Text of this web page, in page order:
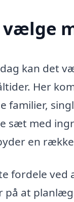
kan det
Her
familier,
sæt med
en
fordele
på at